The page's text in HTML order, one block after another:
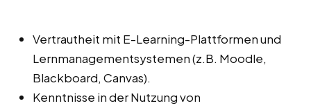
Vertrautheit mit E-Learning-Plattformen und
Lernmanagementsystemen (z.B. Moodle,
Blackboard, Canvas).
Kenntnisse in der Nutzung von